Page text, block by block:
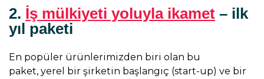
2. İş mülkiyeti yoluyla ikamet – ilk
yıl paketi
En popüler ürünlerimizden biri olan bu
paket, yerel bir şirketin başlangıç (start-up) ​​ve bir